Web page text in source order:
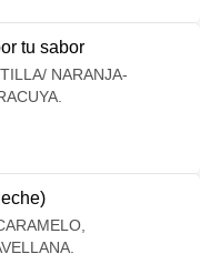
tu sabor
NARANJA-